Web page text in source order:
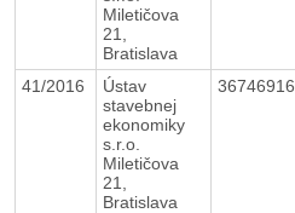
Miletičova
21,
Bratislava
41/2016
Ústav
stavebnej
ekonomiky
s.r.o.
Miletičova
21,
Bratislava